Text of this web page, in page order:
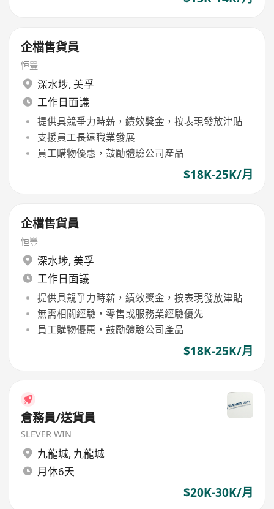
企檔售貨員
恒豐
深水埗, 美孚
工作日面議
提供具競爭力時薪，績效獎金，按表現發放津貼
支援員工長遠職業發展
員工購物優惠，鼓勵體驗公司產品
$18K-25K/月
企檔售貨員
恒豐
深水埗, 美孚
工作日面議
提供具競爭力時薪，績效獎金，按表現發放津貼
無需相關經驗，零售或服務業經驗優先
員工購物優惠，鼓勵體驗公司產品
$18K-25K/月
倉務員/送貨員
SLEVER WIN
九龍城, 九龍城
月休6天
$20K-30K/月